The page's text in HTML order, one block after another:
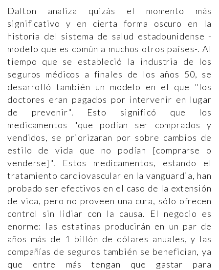
Dalton analiza quizás el momento más
significativo y en cierta forma oscuro en la
historia del sistema de salud estadounidense -
modelo que es común a muchos otros países-. Al
tiempo que se estableció la industria de los
seguros médicos a finales de los años 50, se
desarrolló también un modelo en el que "los
doctores eran pagados por intervenir en lugar
de prevenir". Esto significó que los
medicamentos "que podían ser comprados y
vendidos, se priorizaran por sobre cambios de
estilo de vida que no podían [comprarse o
venderse]". Estos medicamentos, estando el
tratamiento cardiovascular en la vanguardia, han
probado ser efectivos en el caso de la extensión
de vida, pero no proveen una cura, sólo ofrecen
control sin lidiar con la causa. El negocio es
enorme: las estatinas producirán en un par de
años más de 1 billón de dólares anuales, y las
compañías de seguros también se benefician, ya
que entre más tengan que gastar para